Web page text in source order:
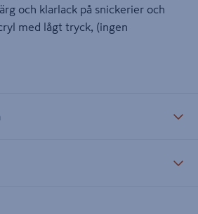
och klarlack på snickerier och
med lågt tryck, (ingen